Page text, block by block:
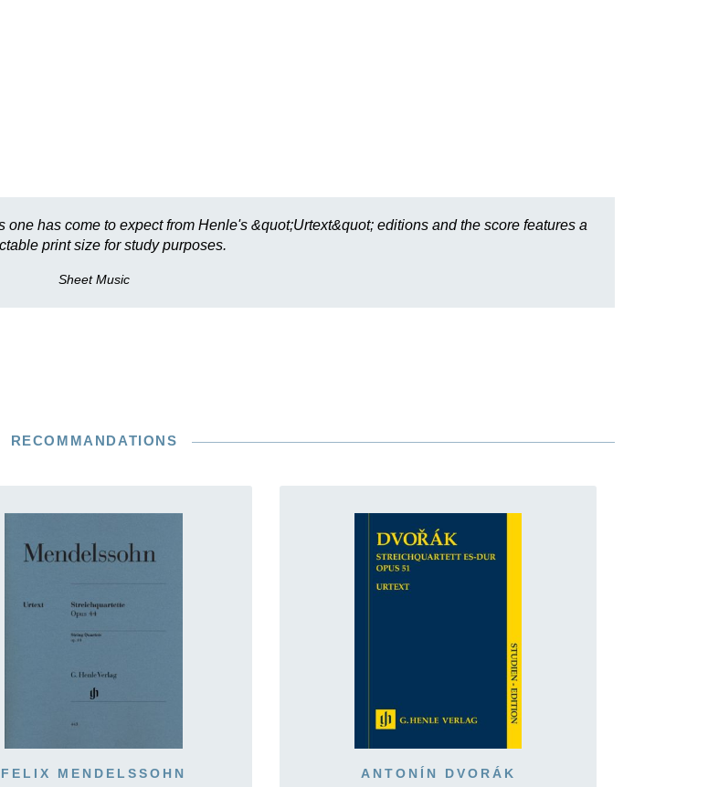
has come to expect from Henle's &quot;Urtext&quot; editions and the score features a
print size for study purposes.
Sheet Music
RECOMMANDATIONS
FELIX MENDELSSOHN
ANTONÍN DVORÁK